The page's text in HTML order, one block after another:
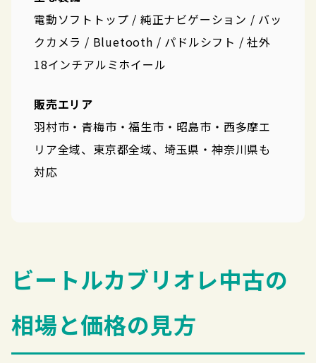
電動ソフトトップ / 純正ナビゲーション / バッ
クカメラ / Bluetooth / パドルシフト / 社外
18インチアルミホイール
販売エリア
羽村市・青梅市・福生市・昭島市・西多摩エ
リア全域、東京都全域、埼玉県・神奈川県も
対応
ビートルカブリオレ中古の
相場と価格の見方